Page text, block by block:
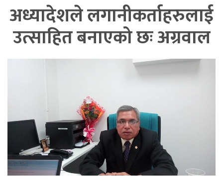
अध्यादेशले लगानीकर्ताहरुलाई
उत्साहित बनाएको छः अग्रवाल